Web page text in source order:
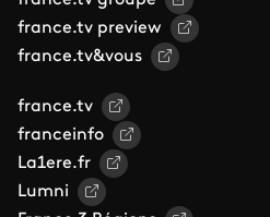
france.tv preview
france.tv&vous
france.tv
franceinfo
La1ere.fr
Lumni